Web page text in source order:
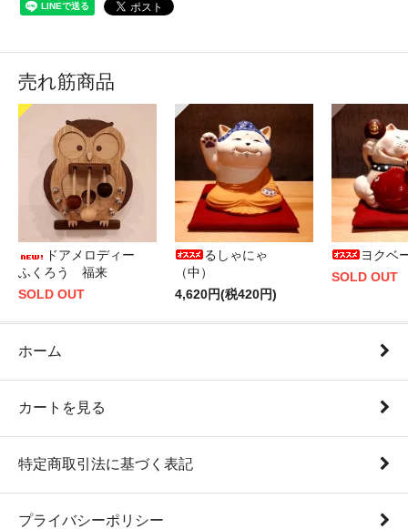
売れ筋商品
ドアメロディー
ふくろう 福来
SOLD OUT
るしゃにゃ
（中）
4,620円(税420円)
ヨクベ
SOLD OUT
ホーム
カートを見る
特定商取引法に基づく表記
プライバシーポリシー